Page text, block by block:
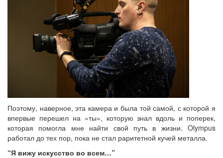
Поэтому, наверное, эта камера и была той самой, с которой я
впервые перешел на «ты», которую знал вдоль и поперек,
которая помогла мне найти свой путь в жизни. Olympus
работал до тех пор, пока не стал раритетной кучей металла.
“Я вижу искусство во всем…”